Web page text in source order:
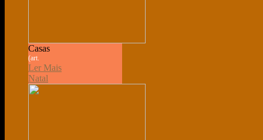
Casas
(art.
Ler Mais
Natal